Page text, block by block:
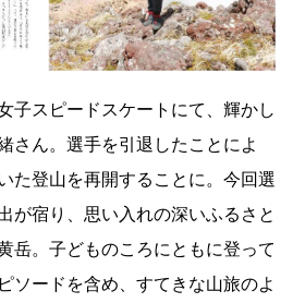
子スピードスケートにて、輝かし
さん。選手を引退したことによ
た登山を再開することに。今回選
が宿り、思い入れの深いふるさと
岳。子どものころにともに登って
ソードを含め、すてきな山旅のよ